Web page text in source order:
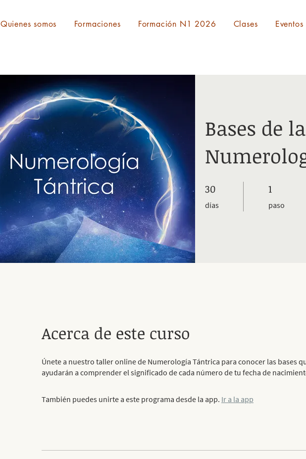
Quienes somos Formaciones Formación N1 2026 Clases Eventos
Bases de la
30
días
1
paso
Acerca de este curso
Únete a nuestro taller online de Numerología Tántrica para conocer las bases
ayudarán a comprender el significado de cada número de tu fecha de
También puedes unirte a este programa desde la app. Ir a la app